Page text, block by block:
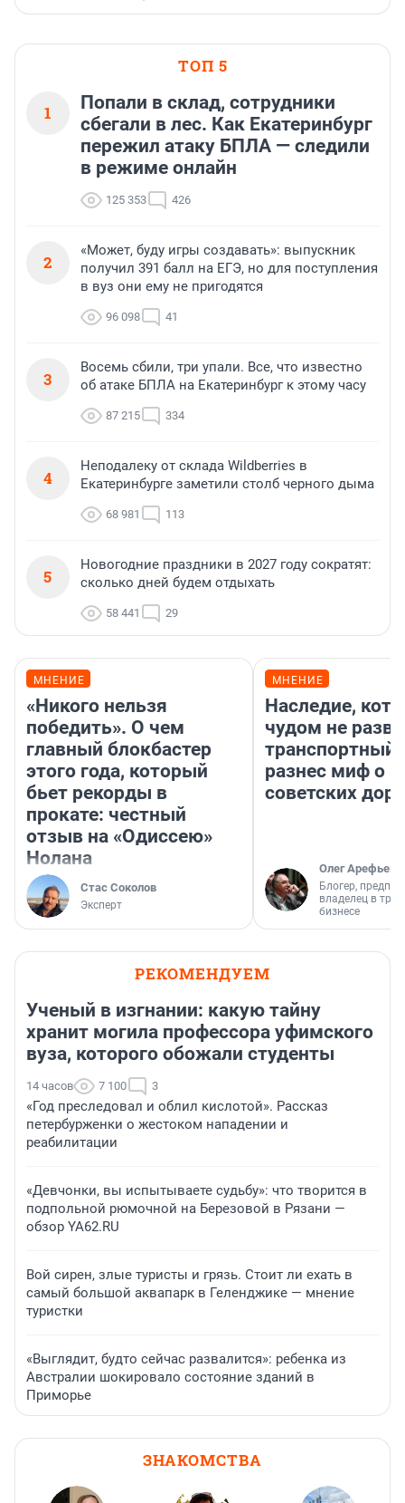
ТОП 5
1
Попали в склад, сотрудники
сбегали в лес. Как Екатеринбург
пережил атаку БПЛА — следили
в режиме онлайн
125 353 426
2
«Может, буду игры создавать»: выпускник
получил 391 балл на ЕГЭ, но для поступления
в вуз они ему не пригодятся
96 098 41
3
Восемь сбили, три упали. Все, что известно
об атаке БПЛА на Екатеринбург к этому часу
87 215 334
4
Неподалеку от склада Wildberries в
Екатеринбурге заметили столб черного дыма
68 981 113
5
Новогодние праздники в 2027 году сократят:
сколько дней будем отдыхать
58 441 29
МНЕНИЕ
«Никого нельзя
победить». О чем
главный блокбастер
этого года, который
бьет рекорды в
прокате: честный
отзыв на «Одиссею»
Нолана
Стас Соколов
Эксперт
МНЕНИЕ
Наследие,
чудом не
транспортный
разнес миф о
советских
Олег Арефьев
Блогер,
владелец в
бизнесе
РЕКОМЕНДУЕМ
Ученый в изгнании: какую тайну
хранит могила профессора уфимского
вуза, которого обожали студенты
14 часов 7 100 3
«Год преследовал и облил кислотой». Рассказ
петербурженки о жестоком нападении и
реабилитации
«Девчонки, вы испытываете судьбу»: что творится в
подпольной рюмочной на Березовой в Рязани —
обзор YA62.RU
Вой сирен, злые туристы и грязь. Стоит ли ехать в
самый большой аквапарк в Геленджике — мнение
туристки
«Выглядит, будто сейчас развалится»: ребенка из
Австралии шокировало состояние зданий в
Приморье
ЗНАКОМСТВА